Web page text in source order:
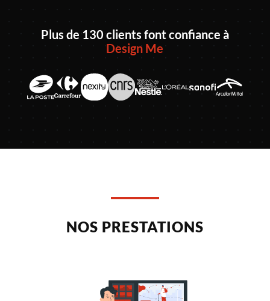
Plus de 130 clients font confiance à
Design Me
NOS PRESTATIONS